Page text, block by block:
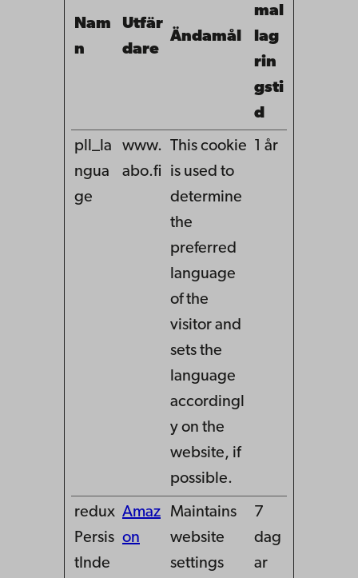
Nam
n
Utfär
dare
Ändamål
mal
lag
rin
gsti
d
pll_la
ngua
ge
www.
abo.fi
This cookie
is used to
determine
the
preferred
language
of the
visitor and
sets the
language
accordingl
y on the
website, if
possible.
1 år
redux
Persis
tInde
Amaz
on
Maintains
website
settings
7
dag
ar